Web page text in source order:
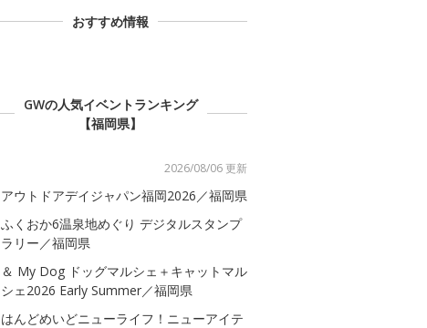
おすすめ情報
GWの人気イベントランキング
【福岡県】
2026/08/06 更新
アウトドアデイジャパン福岡2026／福岡県
ふくおか6温泉地めぐり デジタルスタンプ
ラリー／福岡県
＆ My Dog ドッグマルシェ＋キャットマル
シェ2026 Early Summer／福岡県
はんどめいどニューライフ！ニューアイテ